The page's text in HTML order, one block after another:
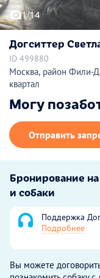
1/14
Догситтер
ID 499880
Москва, район Фили-
квартал
Могу
Отправить
Бронирование
и собаки
Поддержка
Подробнее
Вы можете